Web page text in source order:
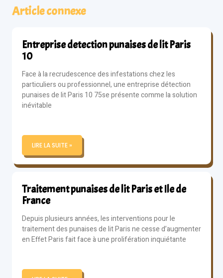
Article connexe
Entreprise detection punaises de lit Paris
10
Face à la recrudescence des infestations chez les
particuliers ou professionnel, une entreprise détection
punaises de lit Paris 10 75se présente comme la solution
inévitable
LIRE LA SUITE »
Traitement punaises de lit Paris et Ile de
France
Depuis plusieurs années, les interventions pour le
traitement des punaises de lit Paris ne cesse d’augmenter
en Effet Paris fait face à une prolifération inquiétante